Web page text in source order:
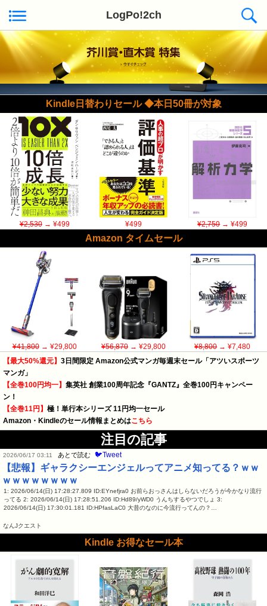
LogPo!2ch
Kindle日替わりセール ◆本日50冊が対象
¥2,530→ ¥499 ¥499 ¥2,750→ ¥499
Amazon タイムセール
¥41,800→ ¥29,800 ¥56,870→ ¥29,800 ¥8,800→ ¥7,480
【最大50%還元】 3日間限定 Amazon公式マンガ毎週末セール「アツいスポーツ
マンガ」
【全巻100円均一】 集英社 創業100周年記念『GANTZ』全巻100円キャンペー
ン！
【全巻11円】 極！単行本シリーズ 11円均一セール
Amazon・Kindleのセール情報まとめはこちら
注目の記事
2026/06/17 03:11 あとで読む 🐦Tweet
【悲報】ギャラクシーエンジェルってアニメ知ってる？ｗｗ
ｗｗｗｗｗｗｗｗ
1: 2026/06/14(日) 17:28:27.809 ID:EYnefjra0 お前らおっさんはしらないだろうが今かなり流行
ってる 2: 2026/06/14(日) 17:28:51.206 ID:Hd89/yWD0 うんちするやつでしょ 3:
2026/06/14(日) 17:30:01.181 ID:HPfasLaC0 大昔のなのに今流行ってんの？…
なんJクエスト
Kindle お得なセール本